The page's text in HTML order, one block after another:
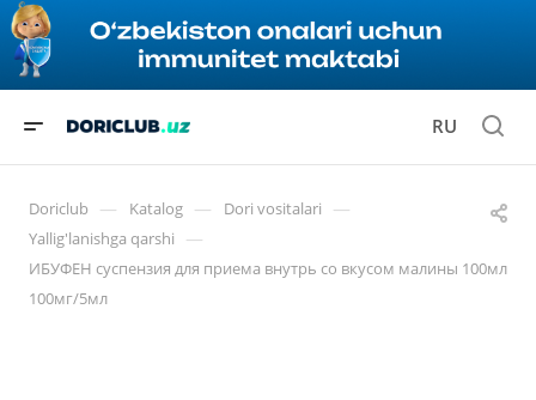
RU
Doriclub — Katalog — Dori vositalari —
Yallig'lanishga qarshi —
ИБУФЕН суспензия для приема внутрь со вкусом малины 100мл
100мг/5мл